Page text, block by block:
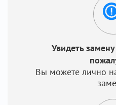
Увидеть
Вы можете лично